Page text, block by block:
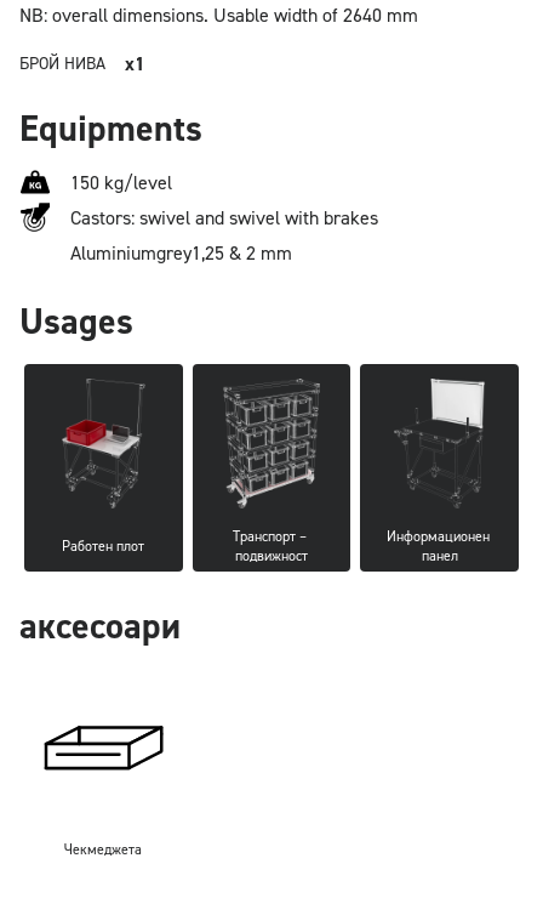
NB: overall dimensions. Usable width of 2640 mm
БРОЙ НИВА x1
Equipments
150 kg/level
Castors: swivel and swivel with brakes
Aluminiumgrey1,25 & 2 mm
Usages
Работен плот
Транспорт –
подвижност
Информационен
панел
аксесоари
Чекмеджета